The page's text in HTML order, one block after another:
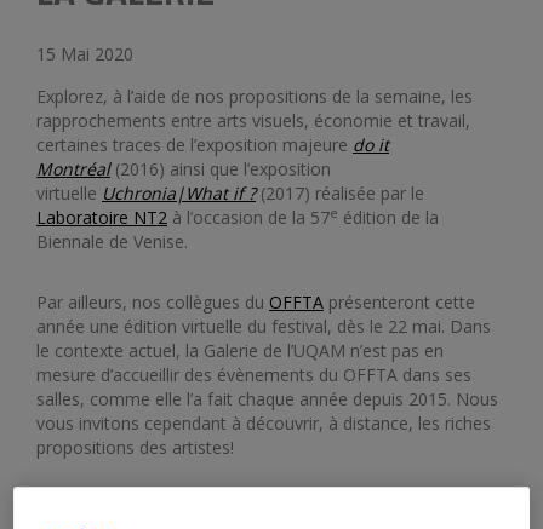
15 Mai 2020
Explorez, à l’aide de nos propositions de la semaine, les
rapprochements entre arts visuels, économie et travail,
certaines traces de l’exposition majeure do it
Montréal(2016) ainsi que l’exposition
virtuelle Uchronia|What if ?(2017) réalisée par le
Laboratoire NT2 à l’occasion de la 57e édition de la
Biennale de Venise.
Par ailleurs, nos collègues du OFFTA présenteront cette
année une édition virtuelle du festival, dès le 22 mai. Dans
le contexte actuel, la Galerie de l’UQAM n’est pas en
mesure d’accueillir des évènements du OFFTA dans ses
salles, comme elle l’a fait chaque année depuis 2015. Nous
vous invitons cependant à découvrir, à distance, les riches
propositions des artistes!